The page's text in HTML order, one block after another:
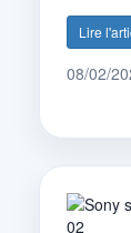
Lire
08/02/